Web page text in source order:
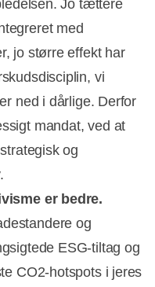
Jo tættere
med
jo større effekt har
vi
ned i dårlige. Derfor
mandat, ved at
og
er bedre.
og
ESG-tiltag og
CO2-hotspots i jeres